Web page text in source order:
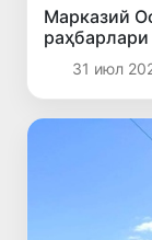
Марказий
очилиш
31 июл